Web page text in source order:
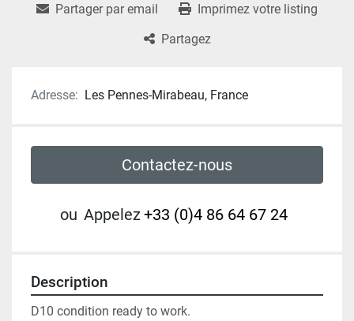
Partager par email
Imprimez votre listing
Partagez
Adresse: Les Pennes-Mirabeau, France
Contactez-nous
ou Appelez+33 (0)4 86 64 67 24
Description
D10 condition ready to work.